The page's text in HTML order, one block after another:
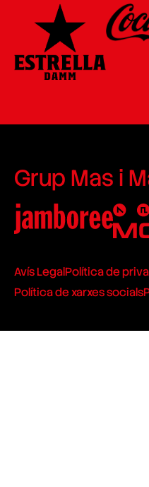
Grup Mas i
Avís LegalPolítica de
Política de xarxes socials